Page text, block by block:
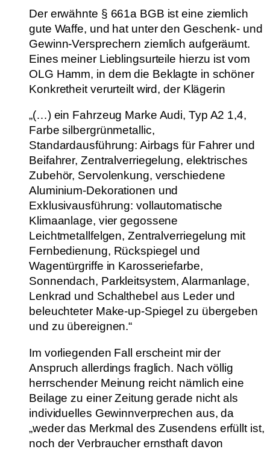
Der erwähnte § 661a BGB ist eine ziemlich
gute Waffe, und hat unter den Geschenk- und
Gewinn-Versprechern ziemlich aufgeräumt.
Eines meiner Lieblingsurteile hierzu ist vom
OLG Hamm, in dem die Beklagte in schöner
Konkretheit verurteilt wird, der Klägerin
„(…) ein Fahrzeug Marke Audi, Typ A2 1,4,
Farbe silbergrünmetallic,
Standardausführung: Airbags für Fahrer und
Beifahrer, Zentralverriegelung, elektrisches
Zubehör, Servolenkung, verschiedene
Aluminium-Dekorationen und
Exklusivausführung: vollautomatische
Klimaanlage, vier gegossene
Leichtmetallfelgen, Zentralverriegelung mit
Fernbedienung, Rückspiegel und
Wagentürgriffe in Karosseriefarbe,
Sonnendach, Parkleitsystem, Alarmanlage,
Lenkrad und Schalthebel aus Leder und
beleuchteter Make-up-Spiegel zu übergeben
und zu übereignen.“
Im vorliegenden Fall erscheint mir der
Anspruch allerdings fraglich. Nach völlig
herrschender Meinung reicht nämlich eine
Beilage zu einer Zeitung gerade nicht als
individuelles Gewinnverprechen aus, da
„weder das Merkmal des Zusendens erfüllt ist,
noch der Verbraucher ernsthaft davon